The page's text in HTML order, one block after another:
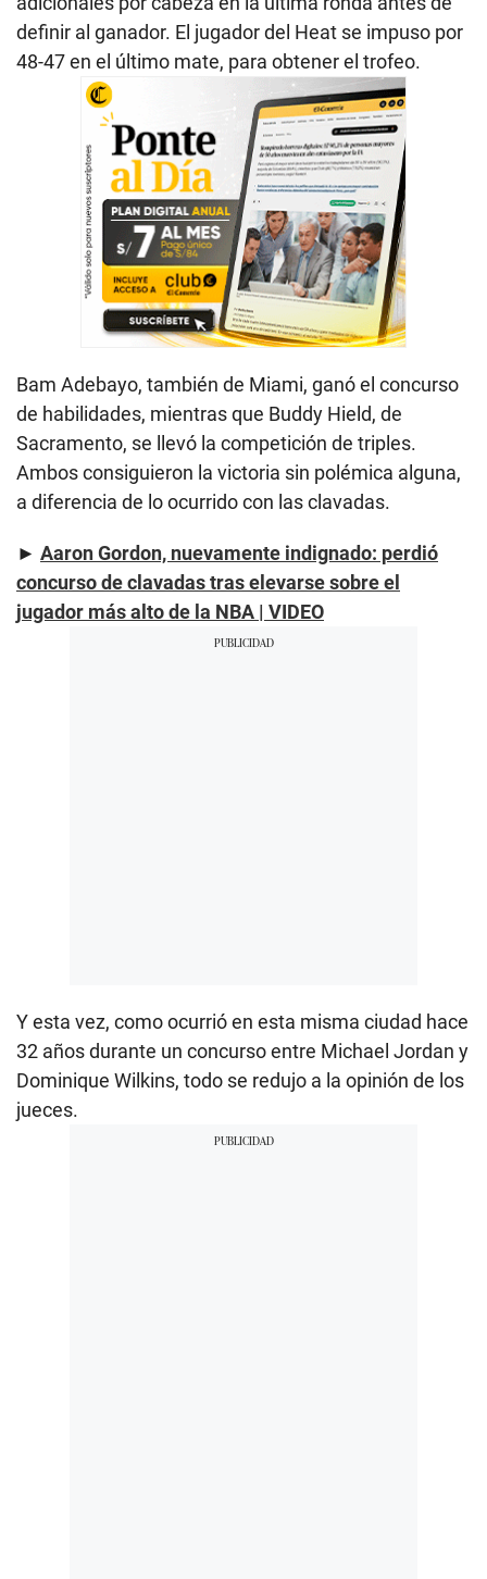
definir al ganador. El jugador del Heat se impuso por
48-47 en el último mate, para obtener el trofeo.
Bam Adebayo, también de Miami, ganó el concurso
de habilidades, mientras que Buddy Hield, de
Sacramento, se llevó la competición de triples.
Ambos consiguieron la victoria sin polémica alguna,
a diferencia de lo ocurrido con las clavadas.
► Aaron Gordon, nuevamente indignado: perdió
concurso de clavadas tras elevarse sobre el
jugador más alto de la NBA | VIDEO
Y esta vez, como ocurrió en esta misma ciudad hace
32 años durante un concurso entre Michael Jordan y
Dominique Wilkins, todo se redujo a la opinión de los
jueces.